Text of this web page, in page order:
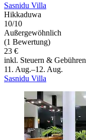
Sasnidu Villa
Hikkaduwa
10/10
Außergewöhnlich
(1 Bewertung)
23 €
inkl. Steuern & Gebühren
11. Aug.–12. Aug.
Sasnidu Villa